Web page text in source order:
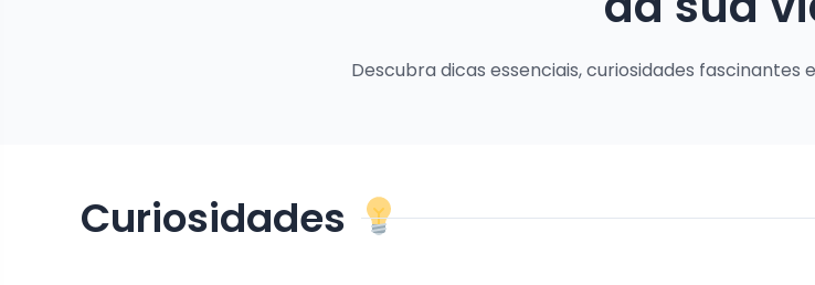
Descubra dicas essenciais, curiosidades fascinantes
Curiosidades